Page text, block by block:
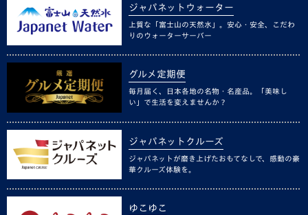
ジャパネットウォーター
上質な「富士山の天然水」。安心・安全、こだわ
りのウォーターサーバー
グルメ定期便
毎月届く、日本各地の名物・名産品。「美味し
い」で生活を変えませんか？
ジャパネットクルーズ
ジャパネットが磨き上げたおもてなしで、感動の豪
華クルーズ体験を。
ゆこゆこ